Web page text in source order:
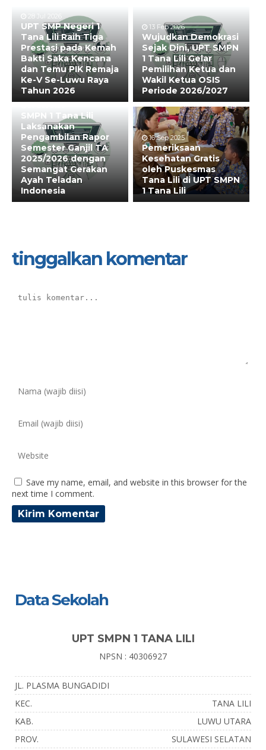
28 Jul 2026
UPT SMP Negeri 1
Tana Lili Raih Tiga
Prestasi pada Kemah
Bakti Saka Kencana
dan Temu PIK Remaja
Ke-V Se-Luwu Raya
Tahun 2026
13 Feb 2026
Wujudkan Demokrasi
Sejak Dini, UPT SMPN
1 Tana Lili Gelar
Pemilihan Ketua dan
Wakil Ketua OSIS
Periode 2026/2027
SMPN 1 Tana Lili
Laksanakan
Pengambilan Rapor
Semester Ganjil TA
2025/2026 dengan
Semangat Gerakan
Ayah Teladan
Indonesia
16 Sep 2025
Pemeriksaan
Kesehatan Gratis
oleh Puskesmas
Tana Lili di UPT SMPN
1 Tana Lili
tinggalkan komentar
Save my name, email, and website in this browser for the
next time I comment.
Data Sekolah
UPT SMPN 1 TANA LILI
NPSN : 40306927
JL. PLASMA BUNGADIDI
KEC.
TANA LILI
KAB.
LUWU UTARA
PROV.
SULAWESI SELATAN